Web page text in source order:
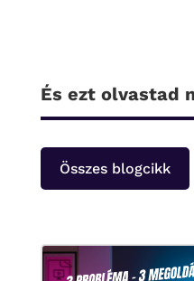
És ezt olvastad
Összes blogcikk